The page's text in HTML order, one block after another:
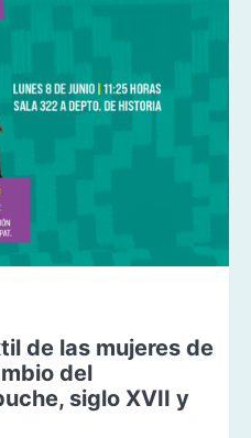
de las mujeres de
del
siglo XVII y